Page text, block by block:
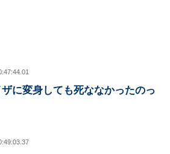
に変身しても死ななかったのっ